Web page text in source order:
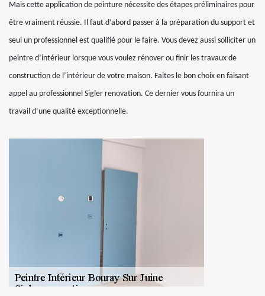
Mais cette application de peinture nécessite des étapes préliminaires pour
être vraiment réussie. Il faut d’abord passer à la préparation du support et
seul un professionnel est qualifié pour le faire. Vous devez aussi solliciter un
peintre d’intérieur lorsque vous voulez rénover ou finir les travaux de
construction de l’intérieur de votre maison. Faites le bon choix en faisant
appel au professionnel Sigler renovation. Ce dernier vous fournira un
travail d’une qualité exceptionnelle.